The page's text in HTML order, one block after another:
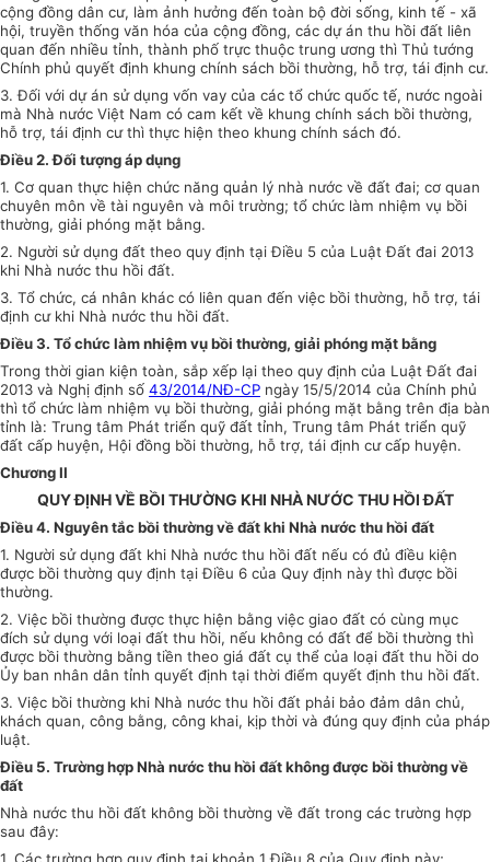
cộng đồng dân cư, làm ảnh hưởng đến toàn bộ đời sống, kinh tế - xã
hội, truyền thống văn hóa của cộng đồng, các dự án thu hồi đất liên
quan đến nhiều tỉnh, thành phố trực thuộc trung ương thì Thủ tướng
Chính phủ quyết định khung chính sách bồi thường, hỗ trợ, tái định cư.
3. Đối với dự án sử dụng vốn vay của các tổ chức quốc tế, nước ngoài
mà Nhà nước Việt Nam có cam kết về khung chính sách bồi thường,
hỗ trợ, tái định cư thì thực hiện theo khung chính sách đó.
Điều 2. Đối tượng áp dụng
1. Cơ quan thực hiện chức năng quản lý nhà nước về đất đai; cơ quan
chuyên môn về tài nguyên và môi trường; tổ chức làm nhiệm vụ bồi
thường, giải phóng mặt bằng.
2. Người sử dụng đất theo quy định tại Điều 5 của Luật Đất đai 2013
khi Nhà nước thu hồi đất.
3. Tổ chức, cá nhân khác có liên quan đến việc bồi thường, hỗ trợ, tái
định cư khi Nhà nước thu hồi đất.
Điều 3. Tổ chức làm nhiệm vụ bồi thường, giải phóng mặt bằng
Trong thời gian kiện toàn, sắp xếp lại theo quy định của Luật Đất đai
2013 và Nghị định số 43/2014/NĐ-CP ngày 15/5/2014 của Chính phủ
thì tổ chức làm nhiệm vụ bồi thường, giải phóng mặt bằng trên địa bàn
tỉnh là: Trung tâm Phát triển quỹ đất tỉnh, Trung tâm Phát triển quỹ
đất cấp huyện, Hội đồng bồi thường, hỗ trợ, tái định cư cấp huyện.
Chương II
QUY ĐỊNH VỀ BỒI THƯỜNG KHI NHÀ NƯỚC THU HỒI ĐẤT
Điều 4. Nguyên tắc bồi thường về đất khi Nhà nước thu hồi đất
1. Người sử dụng đất khi Nhà nước thu hồi đất nếu có đủ điều kiện
được bồi thường quy định tại Điều 6 của Quy định này thì được bồi
thường.
2. Việc bồi thường được thực hiện bằng việc giao đất có cùng mục
đích sử dụng với loại đất thu hồi, nếu không có đất để bồi thường thì
được bồi thường bằng tiền theo giá đất cụ thể của loại đất thu hồi do
Ủy ban nhân dân tỉnh quyết định tại thời điểm quyết định thu hồi đất.
3. Việc bồi thường khi Nhà nước thu hồi đất phải bảo đảm dân chủ,
khách quan, công bằng, công khai, kịp thời và đúng quy định của pháp
luật.
Điều 5. Trường hợpNhà nước thu hồi đất không được bồi thường về
đất
Nhà nước thu hồi đất không bồi thường về đất trong các trường hợp
sau đây: